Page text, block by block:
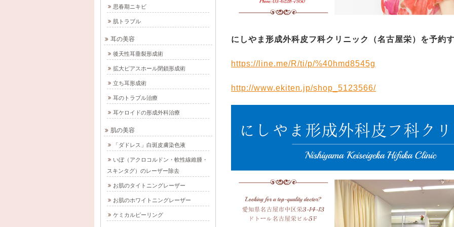
にしやま形成外科皮フ科クリニック（名古屋栄）を予約
https://line.me/R/ti/p/%40hmd8545g
http://www.ekiten.jp/shop_5123566/
思春期ニキビ
肌トラブル
耳の美容
後天性耳垂裂形成術
拡大ピアスホール閉鎖形成術
立ち耳形成術
耳のトラブル治療
耳ケロイドの形成外科治療
肌の美容
「ダドレス」白斑皮膚染色液
いぼ（アクロコルドン・軟性線維腫・
スキンタグ）のレーザー除去
お肌のタイトニングレーザー
お肌のホワイトニングレーザー
ケミカルピーリング